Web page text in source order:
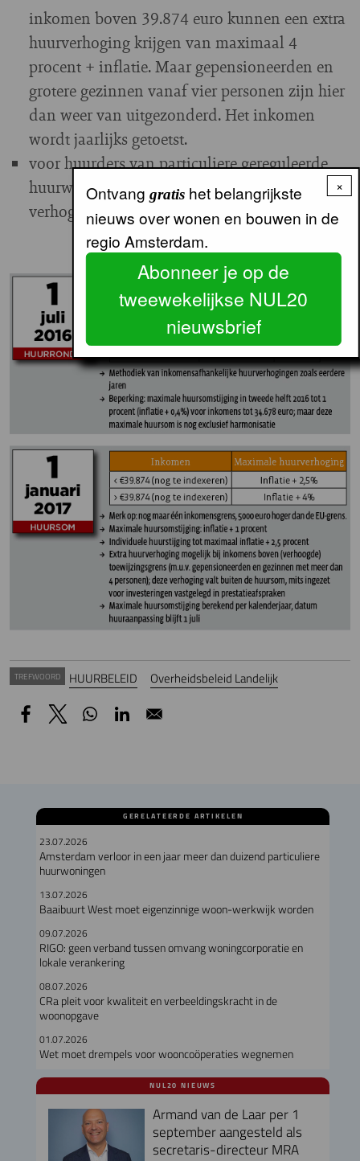
inkomen boven 39.874 euro kunnen een extra
huurverhoging krijgen van maximaal 4
procent + inflatie. Maar gepensioneerden en
grotere gezinnen vanaf vier personen zijn hier
dan weer van uitgezonderd. Het inkomen
wordt jaarlijks getoetst.
voor huurders van particuliere gereguleerde
huurwoningen: voor hen geldt een maximale
verhoging van 2,5 procent plus inflatie.
TREFWOORD HUURBELEID Overheidsbeleid Landelijk
GERELATEERDE ARTIKELEN
23.07.2026
Amsterdam verloor in een jaar meer dan duizend particuliere
huurwoningen
13.07.2026
Baaibuurt West moet eigenzinnige woon-werkwijk worden
09.07.2026
RIGO: geen verband tussen omvang woningcorporatie en
lokale verankering
08.07.2026
CRa pleit voor kwaliteit en verbeeldingskracht in de
woonopgave
01.07.2026
Wet moet drempels voor wooncoöperaties wegnemen
NUL20 NIEUWS
Armand van de Laar per 1
september aangesteld als
secretaris-directeur MRA
×
Ontvang gratishet belangrijkste
nieuws over wonen en bouwen in de
regio Amsterdam.
Abonneer je op de
tweewekelijkse NUL20
nieuwsbrief